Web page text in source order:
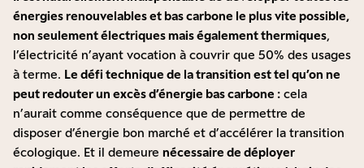
énergies renouvelables et bas carbone le plus vite possible,
non seulement électriques mais également thermiques,
l’électricité n’ayant vocation à couvrir que 50% des usages
à terme. Le défi technique de la transition est tel qu’on ne
peut redouter un excès d’énergie bas carbone : cela
n’aurait comme conséquence que de permettre de
disposer d’énergie bon marché et d’accélérer la transition
écologique. Et il demeure nécessaire de déployer